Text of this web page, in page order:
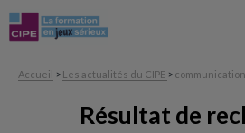
Accueil > Les actualités du CIPE >
Résultat de